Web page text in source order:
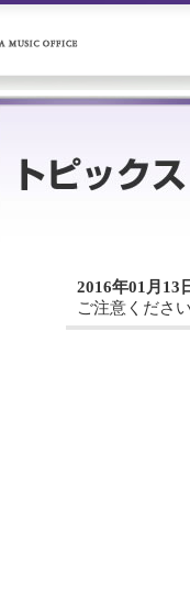
2016年01月13
ご注意くださ